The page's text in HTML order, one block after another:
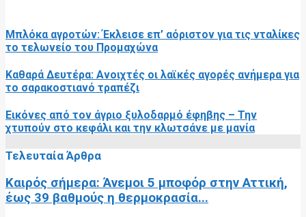
Μπλόκα αγροτών: Έκλεισε επ’ αόριστον για τις νταλίκες
το τελωνείο του Προμαχώνα
Καθαρά Δευτέρα: Ανοιχτές οι λαϊκές αγορές ανήμερα για
το σαρακοστιανό τραπέζι
Εικόνες από τον άγριο ξυλοδαρμό έφηβης – Την
χτυπούν στο κεφάλι και την κλωτσάνε με μανία
Τελευταία Άρθρα
Καιρός σήμερα: Άνεμοι 5 μποφόρ στην Αττική,
έως 39 βαθμούς η θερμοκρασία...